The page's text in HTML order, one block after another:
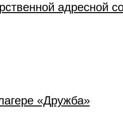
адресной
«Дружба»